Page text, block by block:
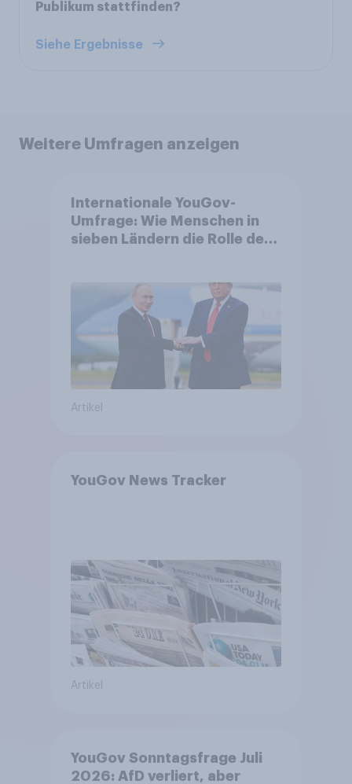
Publikum stattfinden?
Siehe Ergebnisse
Weitere Umfragen anzeigen
Internationale YouGov-
Umfrage: Wie Menschen in
sieben Ländern die Rolle der
Bedrohungen und Bündnisse
bewerten
Artikel
YouGov News Tracker
Artikel
YouGov Sonntagsfrage Juli
2026: AfD verliert, aber